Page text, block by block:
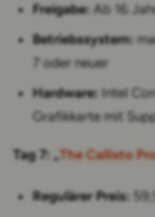
Freigabe: Ab 16
Betriebssystem:
7 oder neuer
Hardware: Intel
Grafikkarte mit
Tag 7: „The Callisto
Regulärer Preis: